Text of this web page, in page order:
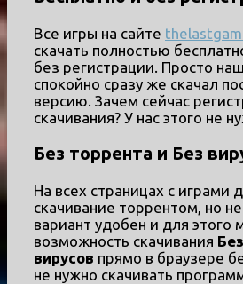
Все игры на сайте
скачать полностью
без регистрации. Просто
спокойно сразу же скачал
версию. Зачем сейчас
скачивания? У нас этого не
Без торрента и Без
На всех страницах с играми
скачивание торрентом, но
вариант удобен и для этого
возможность скачивания
вирусов прямо в браузере
не нужно скачивать